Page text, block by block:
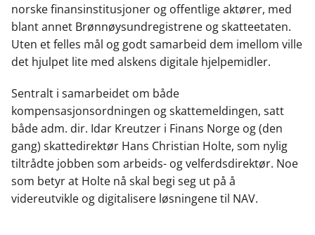
norske finansinstitusjoner og offentlige aktører, med
blant annet Brønnøysundregistrene og skatteetaten.
Uten et felles mål og godt samarbeid dem imellom ville
det hjulpet lite med alskens digitale hjelpemidler.
Sentralt i samarbeidet om både
kompensasjonsordningen og skattemeldingen, satt
både adm. dir. Idar Kreutzer i Finans Norge og (den
gang) skattedirektør Hans Christian Holte, som nylig
tiltrådte jobben som arbeids- og velferdsdirektør. Noe
som betyr at Holte nå skal begi seg ut på å
videreutvikle og digitalisere løsningene til NAV.